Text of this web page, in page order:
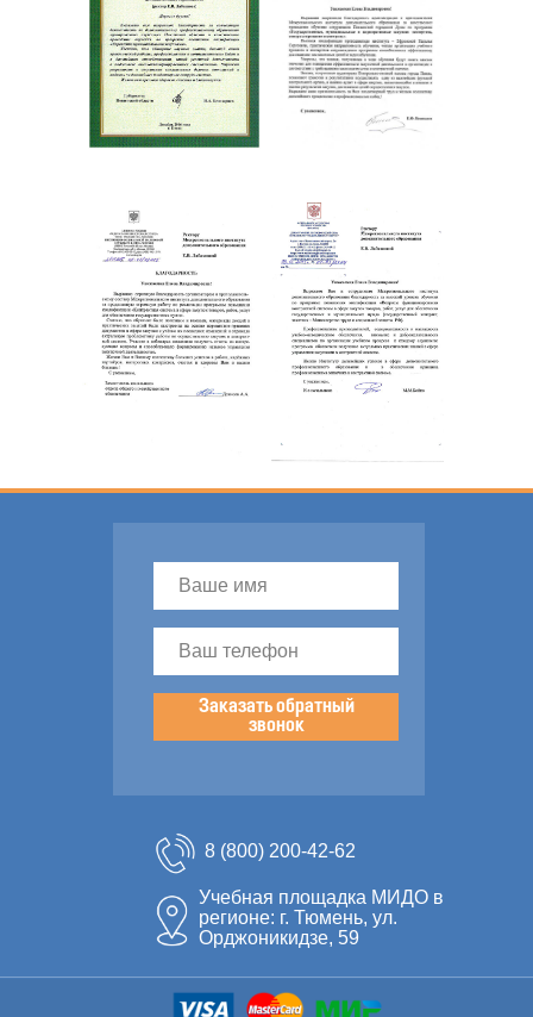
8 (800) 200-42-62
Учебная площадка МИДО в
регионе: г. Тюмень, ул.
Орджоникидзе, 59
Заказать обратный
звонок